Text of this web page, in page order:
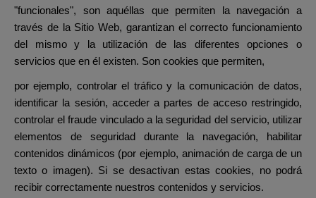
"funcionales", son aquéllas que permiten la navegación a
través de la Sitio Web, garantizan el correcto funcionamiento
del mismo y la utilización de las diferentes opciones o
servicios que en él existen. Son cookies que permiten,
por ejemplo, controlar el tráfico y la comunicación de datos,
identificar la sesión, acceder a partes de acceso restringido,
controlar el fraude vinculado a la seguridad del servicio, utilizar
elementos de seguridad durante la navegación, habilitar
contenidos dinámicos (por ejemplo, animación de carga de un
texto o imagen). Si se desactivan estas cookies, no podrá
recibir correctamente nuestros contenidos y servicios.